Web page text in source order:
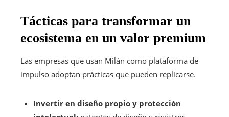
Tácticas para transformar un
ecosistema en un valor premium
Las empresas que usan Milán como plataforma de
impulso adoptan prácticas que pueden replicarse.
Invertir en diseño propio y protección